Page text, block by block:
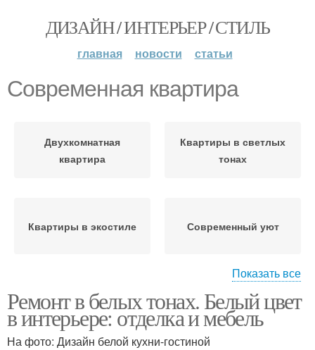
ДИЗАЙН / ИНТЕРЬЕР / СТИЛЬ
главная новости статьи
Современная квартира
Двухкомнатная
квартира
Квартиры в светлых
тонах
Квартиры в экостиле Современный уют
Мебель в современной
квартире
Трехкомнатная
квартира
Показать все
Ремонт в белых тонах. Белый цвет
в интерьере: отделка и мебель
На фото: Дизайн белой кухни-гостиной